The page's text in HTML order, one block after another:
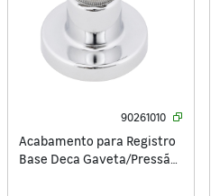
90261010
Acabamento para Registro
Base Deca Gaveta/Pressão